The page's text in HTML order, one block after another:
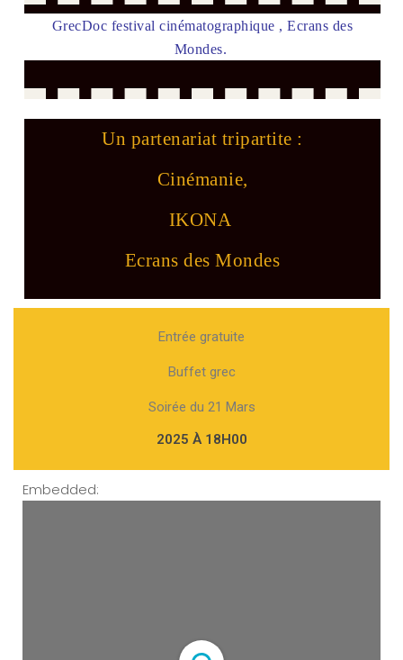
GrecDoc festival cinématographique ,Ecrans des
Mondes.
Un partenariat tripartite :
Cinémanie,
IKONA
Ecrans des Mondes
Entrée gratuite
Buffet grec
Soirée du 21 Mars
2025 À 18H00
Embedded: